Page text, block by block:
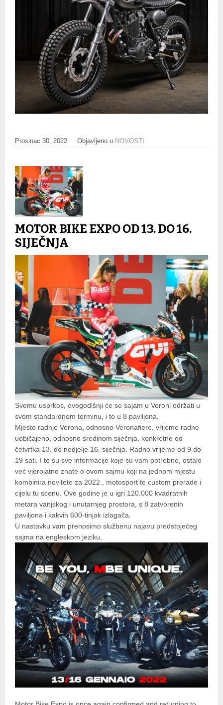
Prosinac 30, 2022 Objavljeno u NOVOSTI
MOTOR BIKE EXPO OD 13. DO 16.
SIJEČNJA
Svemu usprkos, ovogodišnji će se sajam u Veroni održati u
svom standardnom terminu, i to u 8 paviljona.
Mjesto radnje Verona, odnosno Veronafiere, vrijeme radne
uobičajeno, odnosno sredinom siječnja, konkretno od
četvrtka 13. do nedjelje 16. siječnja. Radno vrijeme od 9 do
19 sati. I to su sve informacije koje su vam potrebne, ostalo
već vjerojatno znate o ovom sajmu koji na jednom mjestu
kombinira novitete za 2022., motosport te custom prerade i
cijelu tu scenu. Ove godine je u igri 120.000 kvadratnih
metara vanjskog i unutarnjeg prostora, s 8 zatvorenih
paviljona i kakvih 600-tinjak izlagača.
U nastavku vam prenosimo službenu najavu predstojećeg
sajma na engleskom jeziku.